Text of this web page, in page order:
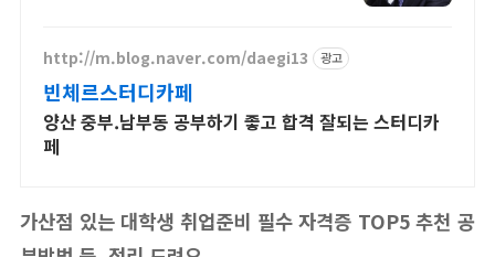
http://m.blog.naver.com/daegi13 광고
빈체르스터디카페
양산 중부.남부동 공부하기 좋고 합격 잘되는 스터디카
페
가산점 있는 대학생 취업준비 필수 자격증 TOP5 추천 공